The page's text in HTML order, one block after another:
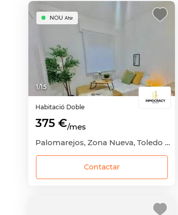
1/15
NOU Ahir
Habitació Doble
375 €/mes
Palomarejos, Zona Nueva, Toledo Capital, Toledo
Contactar